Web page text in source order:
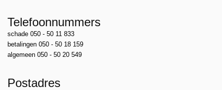
Telefoonnummers
schade 050 - 50 11 833
betalingen 050 - 50 18 159
algemeen 050 - 50 20 549
Postadres